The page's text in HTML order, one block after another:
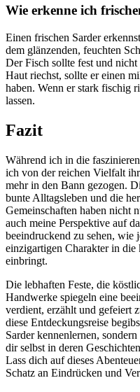
Wie⁢ erkenne ⁤ich‍
Einen frischen Sarder
dem glänzenden, feuchten
Der Fisch sollte fest und
Haut ​riechst, sollte⁢ er einen
haben. Wenn er stark fischig‍
lassen.
Fazit
Während ich in die
ich von‍ der⁣ reichen‍ Vielfalt
mehr⁤ in den Bann gezogen.
bunte Alltagsleben und die
Gemeinschaften haben​ nicht
⁤auch meine Perspektive auf
beeindruckend zu sehen, ⁢wie⁢
einzigartigen Charakter in
einbringt.‍
Die ‍lebhaften Feste, die⁣
⁢Handwerke spiegeln ⁢eine
⁣verdient, erzählt und gefeiert
diese ⁢Entdeckungsreise
Sarder‍ kennenlernen,
dir⁢ selbst in deren‌
Lass dich auf dieses
Schatz ⁣an Eindrücken und